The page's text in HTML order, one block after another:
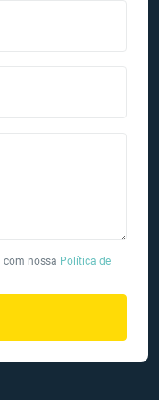
com nossa Política de